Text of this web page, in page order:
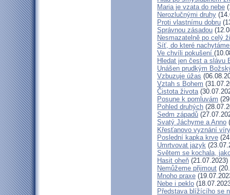
Maria je vzata do nebe
Nerozlučnými druhy
Proti vlastnímu dobru
Správnou zásadou
Nesmazatelně po celý
Síť, do které
Ve chvíli pokušení
Hledat jen čest a slávu
Unášen prudkým
Vzbuzuje úžas
Vztah s Bohem
Čistota života
Posune k pomluvám
Pohled druhých
Sedm západů
Svatý Jáchyme a Anno
Křesťanovo vyznání
Poslední kapka krve
Umrtvovat jazyk
Světem se kochala,
Hasit oheň (21.07.2023)
Nemůžeme přijmout
Mnoho praxe
Nebe i peklo
Představa blížícího se